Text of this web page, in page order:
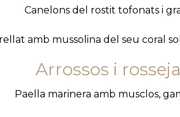
Canelons del rostit tofonats i
amb mussolina del seu coral
Arrossos i
Paella marinera amb musclos,